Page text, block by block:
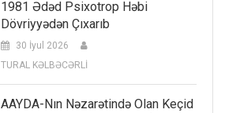
1981 Ədəd Psixotrop Həbi
Dövriyyədən Çıxarıb
30 İyul 2026
TURAL KƏLBƏCƏRLİ
AAYDA-Nın Nəzarətində Olan Keçid